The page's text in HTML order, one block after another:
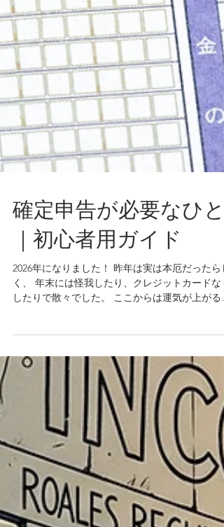
確定申告が必要なひと
｜初心者用ガイド
2026年になりました！ 昨年は実は本厄だったらし
に？ どうも、公認会計士・税理士、印紙税管理
士、お肉博士、 LEOVISTAレガシースポンサーの
子です。 今回は皆さん大好きな確定申告につい
て、お話します。 一発目なので、そもそも確定申
告が必要な人ってどんな人？というテーマで進め
ます。 確定申告が必要な人とは？初めての方向け
ガイド 「確定申告って、自分には関係ない」と思
っていませんか？ 実は会社員の方や副業をしてい
る方でも、 確定申告が必要になるケースは意外と
多いのです。 この記事では、どんな人が確定申告
をする必要があるのか、 わかりやすく説明しま
す。 （超初心者向けです） 確定申告とは？ 確定